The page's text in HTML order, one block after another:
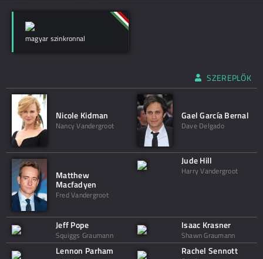
magyar szinkronnal
SZEREPLŐK
Nicole Kidman
Nancy Vandergroot
Gael García Bernal
Dave Delgado
Matthew
Macfadyen
Fred Vandergroot
Jude Hill
Harry Vandergroot
Jeff Pope
Squiggs Graumann
Isaac Krasner
Shawn Graumann
Lennon Parham Rachel Sennott